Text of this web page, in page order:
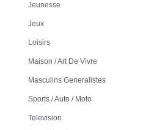
Jeunesse
Jeux
Loisirs
Maison / Art De Vivre
Masculins Generalistes
Sports / Auto / Moto
Television